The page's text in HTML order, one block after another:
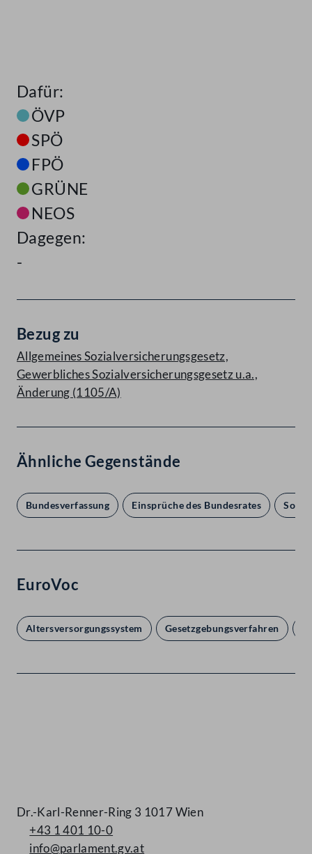
Dafür:
ÖVP
SPÖ
FPÖ
GRÜNE
NEOS
Dagegen:
-
Bezug zu
Allgemeines Sozialversicherungsgesetz,
Gewerbliches Sozialversicherungsgesetz u.a.,
Änderung (1105/A)
Ähnliche Gegenstände
Bundesverfassung Einsprüche des Bundesrates
EuroVoc
Altersversorgungssystem Gesetzgebungsverfahren
Dr.-Karl-Renner-Ring 3 1017 Wien
+43 1 401 10-0
info@parlament.gv.at